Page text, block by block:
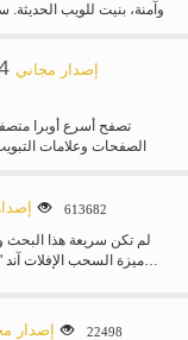
وآمنة، بنيت للويب
إصدار مجاني
تصفح أسرع أوبرا
الصفحات وعلامات
613682
لم تكن سريعة هذا البحث
ميزة السحب الإفلات آند "الشعلة متصفح" جديدة. ما إذا كنت…
إصدار 22498